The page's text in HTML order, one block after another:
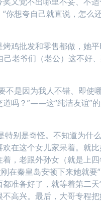
你想夸自己就直说，怎么
鸡批发和零售都做，她
己老爷们（老公）这不好
不是因为我人不错、即使
吗？”——这“纯洁友谊”
特别是奇怪。不知道为什
在这个女儿家呆着。就
，老跟外孙女（就是上
在秦皇岛安顿下来她就要
准备好了，就等着第二天
高兴。最后，大哥专程